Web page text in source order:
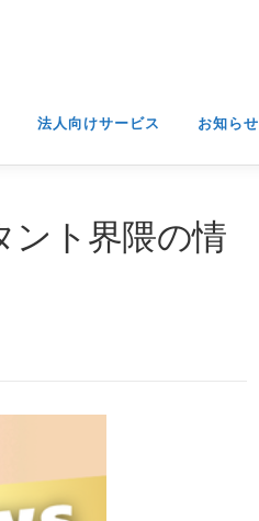
法人向けサービス お知らせ
ント界隈の情